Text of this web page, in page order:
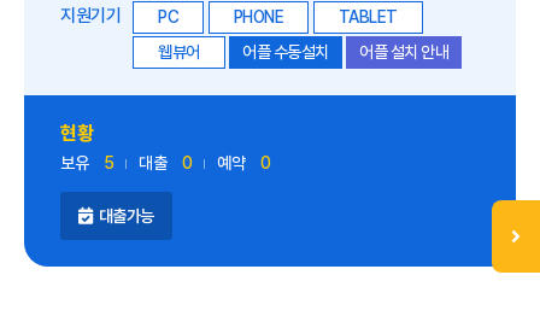
지원기기
PC PHONE
TABLET
웹뷰어
어플 수동설치 어플 설치 안내
현황
보유 5 대출 0 예약 0
대출가능